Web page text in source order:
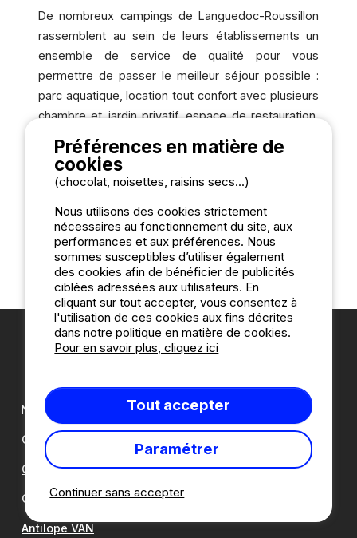
De nombreux campings de Languedoc-Roussillon
rassemblent au sein de leurs établissements un
ensemble de service de qualité pour vous
permettre de passer le meilleur séjour possible :
parc aquatique, location tout confort avec plusieurs
chambre et jardin privatif, espace de restauration,
Si vous souhaitez partir en camping pour vos
prochaines vacances en étant sûr d
emplacement agréable, alors réservez d
maintenant sur camping2be en consultant les avis
clients pour faire votre choix!
Nos partenaires:
CampingDirect
CampingStreetView
Groupe Romanée
Antilope VAN
Continuer sans accepter
Préférences en matière de
cookies
(chocolat, noisettes, raisins secs...)
Nous utilisons des cookies strictement
nécessaires au fonctionnement du site, aux
performances et aux préférences. Nous
sommes susceptibles d’utiliser également
des cookies afin de bénéficier de publicités
ciblées adressées aux utilisateurs. En
cliquant sur tout accepter, vous consentez à
l'utilisation de ces cookies aux fins décrites
dans notre politique en matière de cookies.
Pour en savoir plus, cliquez ici
Tout accepter
Paramétrer